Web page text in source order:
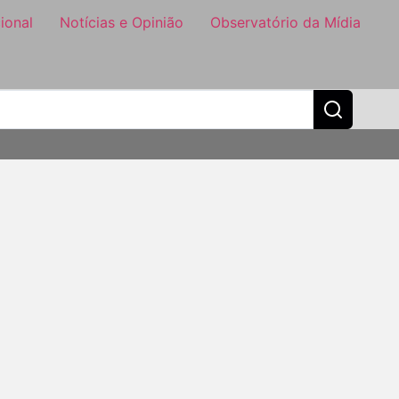
Notícias e Opinião Observatório da Mídia